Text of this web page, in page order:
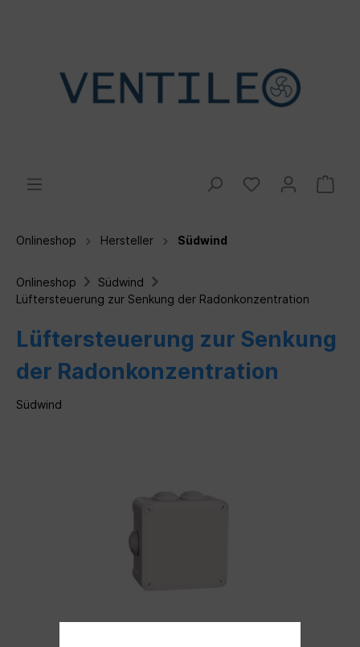
Onlineshop Hersteller Südwind
Onlineshop
Südwind
Lüftersteuerung zur Senkung der Radonkonzentration
Lüftersteuerung zur Senkung
der Radonkonzentration
Südwind